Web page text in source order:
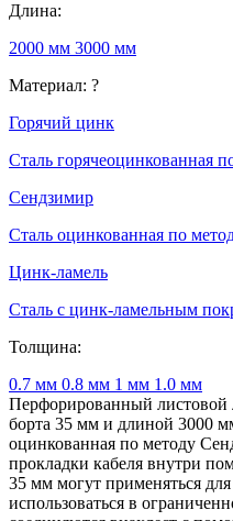
Длина:
2000 мм 3000 мм
Материал: ?
Горячий цинк
Сталь горячеоцинкованная
Сендзимир
Сталь оцинкованная по
Цинк-ламель
Сталь с цинк-ламельным
Толщина:
0.7 мм 0.8 мм 1 мм 1.0 мм
Перфорированный
борта 35 мм и длиной 3000
оцинкованная по методу
прокладки кабеля внутри
35 мм могут применяться
использоваться в